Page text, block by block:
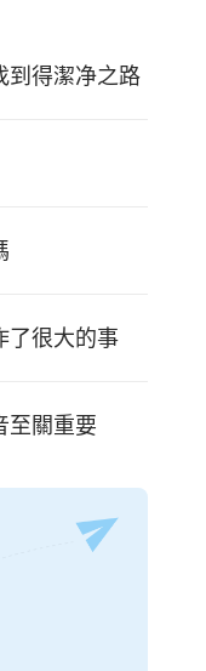
得潔净之路
了很大的事
至關重要